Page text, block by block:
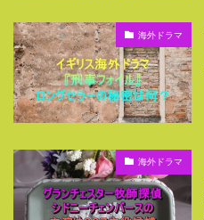
海外ドラマ
海外ドラマ